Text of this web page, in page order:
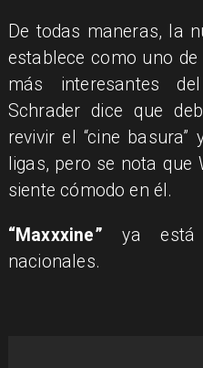
De todas maneras, la
establece como uno
más interesantes
Schrader dice que
revivir el “cine
ligas, pero se nota que
siente cómodo en él.
“Maxxxine”ya está
nacionales.